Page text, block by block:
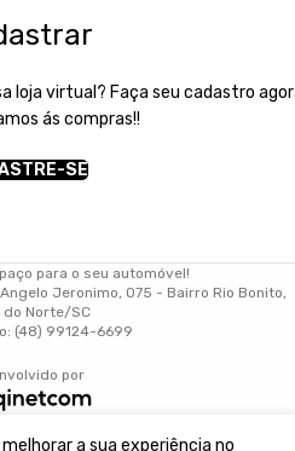
loja virtual? Faça seu cadastro
ás compras!!
SE
para o seu automóvel!
Jeronimo, 075 - Bairro Rio Bonito,
do Norte/SC
(48) 99124-6699
por
a sua experiência no